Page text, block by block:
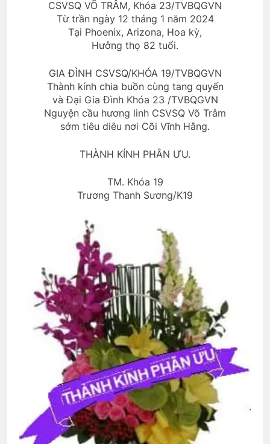
TÔN CHỦ CỦA TÔI (Rabindranath
3 Years Ago
CTBCTY Tập IV chương 43
3 Years Ago
3 Years Ago
THT Nguyễn Huệ chúc mừng ĐH 2026
1 Year Ago
Phỏng vấn Đại Hội ĐK VB TC 2024
2 Years Ago
CÂY SÁO MÙA THU (Rabindranath
Tagore)
3 Years Ago
Văn thư BCH-TH
2 Years Ago
CSVSQ VÕ TRÂM, Khóa 23/TVBQGVN
Từ trần ngày 12 tháng 1 năm 2024
Tại Phoenix, Arizona, Hoa kỳ,
Hưởng thọ 82 tuổi.
GIA ĐÌNH CSVSQ/KHÓA 19/TVBQGVN
Thành kính chia buồn cùng tang quyến
và Đại Gia Đình Khóa 23 /TVBQGVN
Nguyện cầu hương linh CSVSQ Võ Trâm
sớm tiêu diêu nơi Cõi Vĩnh Hằng.
THÀNH KÍNH PHÂN ƯU.
TM. Khóa 19
Trương Thanh Sương/K19